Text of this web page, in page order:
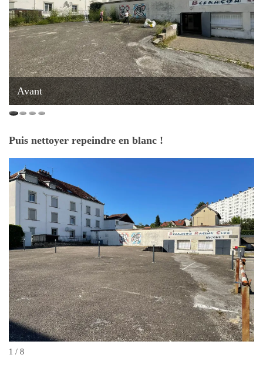
Avant
Puis nettoyer repeindre en blanc !
1 / 8